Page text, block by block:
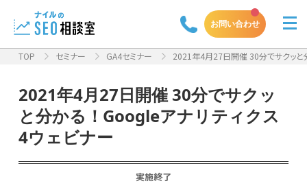
お問い合わせ
TOP セミナー GA4セミナー 2021年4月27日開催 30分でサクッと
2021年4月27日開催 30分でサクッ
と分かる！Googleアナリティクス
4ウェビナー
実施終了